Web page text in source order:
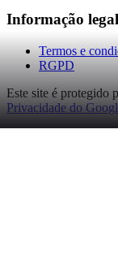
Informação legal
Termos e
RGPD
Este site é protegido
Privacidade do